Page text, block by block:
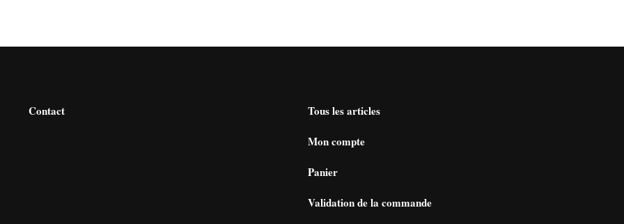
Contact
Tous les articles
Mon compte
Panier
Validation de la commande